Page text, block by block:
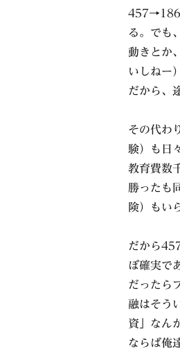
457→186
る。でも
動きとか
いしねー
だから、
その代わ
験）も日
教育費数
勝ったも
険）もい
だから
ぼ確実で
だったら
融はそう
資」なん
ならば俺